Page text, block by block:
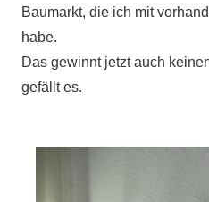
Baumarkt, die ich mit
habe.
Das gewinnt jetzt auch
gefällt es.